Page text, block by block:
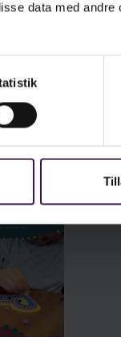
data med andre